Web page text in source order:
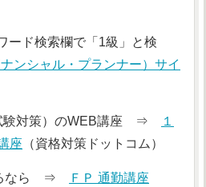
ード検索欄で「1級」と検
ンシャル・プランナー）サイ
験対策）のWEB講座 ⇒
１
座 （資格対策ドットコム）
るなら ⇒ ＦＰ 通勤講座